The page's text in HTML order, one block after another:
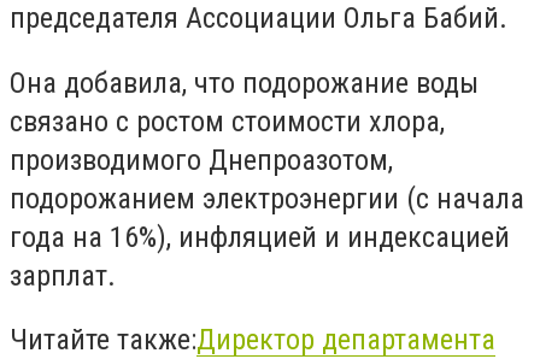
председателя Ассоциации Ольга Бабий.
Она добавила, что подорожание воды
связано с ростом стоимости хлора,
производимого Днепроазотом,
подорожанием электроэнергии (с начала
года на 16%), инфляцией и индексацией
зарплат.
Читайте также:Директор департамента